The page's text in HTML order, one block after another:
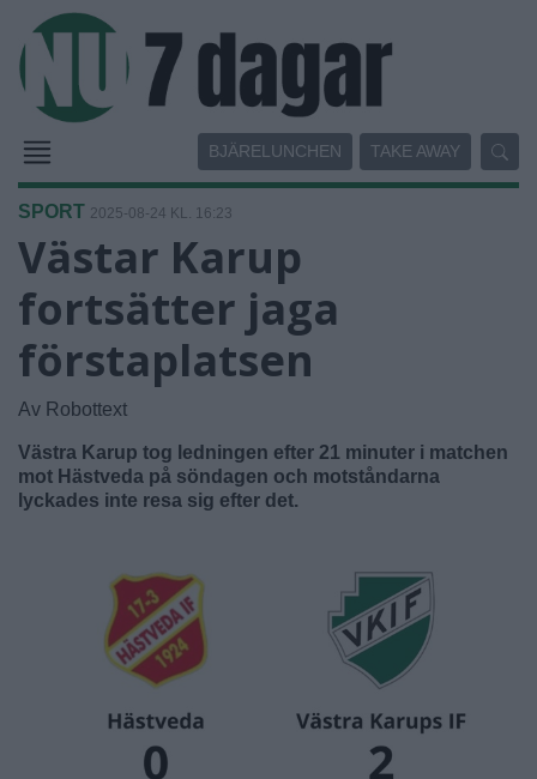
BJÄRELUNCHEN TAKE AWAY
SPORT 2025-08-24 KL. 16:23
Västar Karup
fortsätter jaga
förstaplatsen
Av Robottext
Västra Karup tog ledningen efter 21 minuter i matchen
mot Hästveda på söndagen och motståndarna
lyckades inte resa sig efter det.